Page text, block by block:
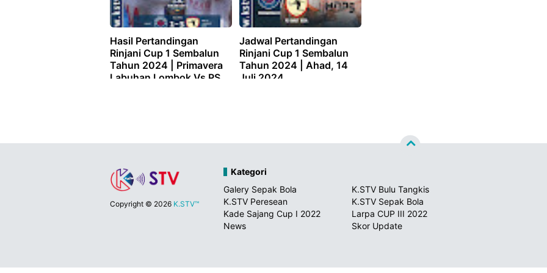
Hasil Pertandingan
Rinjani Cup 1 Sembalun
Tahun 2024 | Primavera
Labuhan Lombok Vs PS
Jadwal Pertandingan
Rinjani Cup 1 Sembalun
Tahun 2024 | Ahad, 14
Juli 2024
Copyright © 2026 K.STV™
Kategori
Galery Sepak Bola
K.STV Bulu Tangkis
K.STV Peresean
K.STV Sepak Bola
Kade Sajang Cup I 2022
Larpa CUP III 2022
News
Skor Update